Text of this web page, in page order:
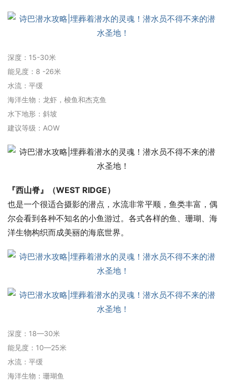
深度：15-30米
能见度：8 -26米
水流：平缓
海洋生物：龙虾，梭鱼和杰克鱼
水下地形：斜坡
建议等级：AOW
『西山脊』（WEST RIDGE）
也是一个很适合摄影的潜点，水流非常平顺，鱼类丰富，偶
尔会看到各种不知名的小鱼游过。各式各样的鱼、珊瑚、海
洋生物构织而成美丽的海底世界。
深度：18—30米
能见度：10—25米
水流：平缓
海洋生物：珊瑚鱼